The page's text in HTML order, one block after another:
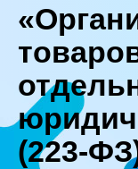
(223-